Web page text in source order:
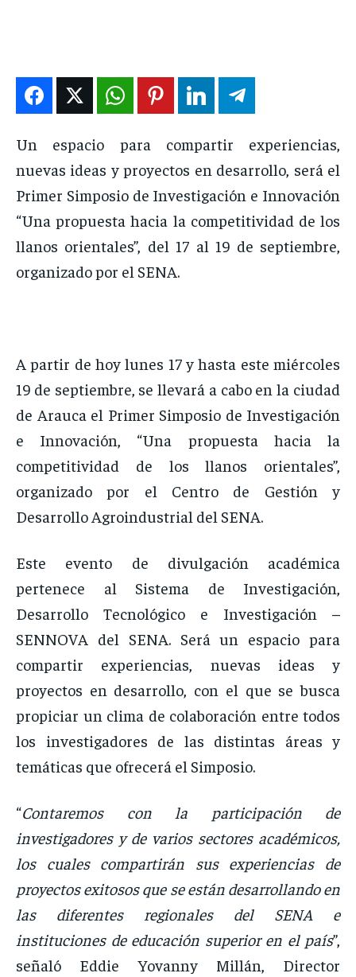
EN VIVO
NOSOTROS
INSTITUCIONAL
PUATE CON NOSOTROS
EN VIVO
NOSOTROS
INSTITUCIONAL
PUATE CON NOSOTROS
EN VIVO
NOSOTROS
INSTITUCIONAL
PUATE CON NOSOTROS
EN VIVO
NOSOTROS
INSTITUCIONAL
PUATE CON NOSOTROS
Un espacio para compartir experiencias,
nuevas ideas y proyectos en desarrollo, será el
Primer Simposio de Investigación e Innovación
“Una propuesta hacia la competitividad de los
llanos orientales”, del 17 al 19 de septiembre,
organizado por el SENA.
A partir de hoy lunes 17 y hasta este miércoles
19 de septiembre, se llevará a cabo en la ciudad
de Arauca el Primer Simposio de Investigación
e Innovación, “Una propuesta hacia la
competitividad de los llanos orientales”,
organizado por el Centro de Gestión y
Desarrollo Agroindustrial del SENA.
Este evento de divulgación académica
pertenece al Sistema de Investigación,
Desarrollo Tecnológico e Investigación –
SENNOVA del SENA. Será un espacio para
compartir experiencias, nuevas ideas y
proyectos en desarrollo, con el que se busca
propiciar un clima de colaboración entre todos
los investigadores de las distintas áreas y
temáticas que ofrecerá el Simposio.
“Contaremos con la participación de
investigadores y de varios sectores académicos,
los cuales compartirán sus experiencias de
proyectos exitosos que se están desarrollando en
las diferentes regionales del SENA e
instituciones de educación superior en el país”,
señaló Eddie Yovanny Millán, Director